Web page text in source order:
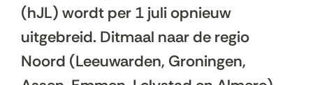
(hJL) wordt per 1 juli opnieuw
uitgebreid. Ditmaal naar de regio
Noord (Leeuwarden, Groningen,